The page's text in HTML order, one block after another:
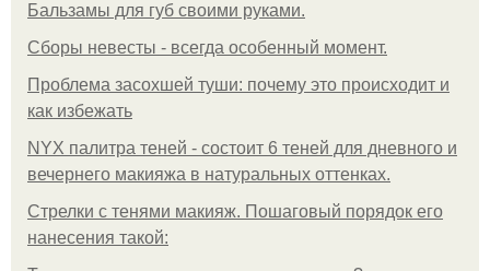
Бальзамы для губ своими руками.
Сборы невесты - всегда особенный момент.
Проблема засохшей туши: почему это происходит и
как избежать
NYX палитра теней - состоит 6 теней для дневного и
вечернего макияжа в натуральных оттенках.
Стрелки с тенями макияж. Пошаговый порядок его
нанесения такой: